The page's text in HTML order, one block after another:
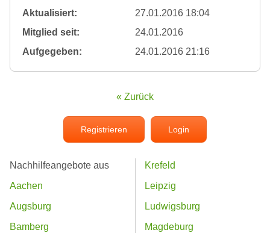
Aktualisiert:
27.01.2016 18:04
Mitglied seit:
24.01.2016
Aufgegeben:
24.01.2016 21:16
« Zurück
Registrieren Login
Nachhilfeangebote aus
Aachen
Augsburg
Bamberg
Krefeld
Leipzig
Ludwigsburg
Magdeburg